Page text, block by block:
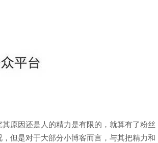
原因还是人的精力是有限的，就算有了粉丝
但是对于大部分小博客而言，与其把精力和